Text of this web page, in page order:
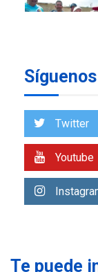
1
Síguenos
Twitter
Youtube
Te puede